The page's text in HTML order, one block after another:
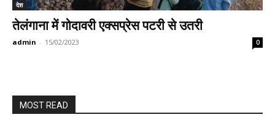
देश
तेलंगाना में गोदावरी एक्सप्रेस पटरी से उतरी
admin - 15/02/2023 0
MOST READ